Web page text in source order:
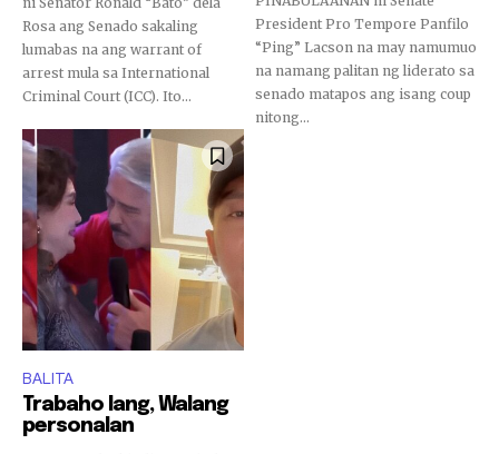
Rosa ang Senado sakaling
lumabas na ang warrant of
arrest mula sa International
Criminal Court (ICC). Ito...
President Pro Tempore Panfilo
“Ping” Lacson na may namumuo
na namang palitan ng liderato sa
senado matapos ang isang coup
nitong...
BALITA
Trabaho lang, Walang
personalan